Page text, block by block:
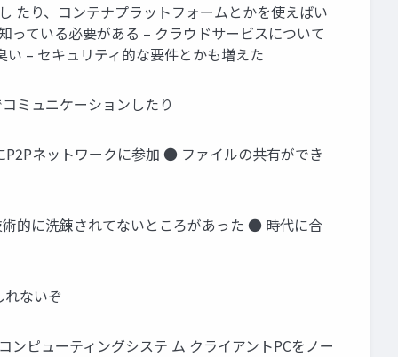
り、コンテナプラットフォームとかを使えばい
ている必要がある – クラウドサービスについて
– セキュリティ的な要件とかも増えた
ミュニケーションしたり
ネットワークに参加 ● ファイルの共有ができ
的に洗錬されてないところがあった ● 時代に合
ないぞ
ピューティングシステ ム クライアントPCをノー